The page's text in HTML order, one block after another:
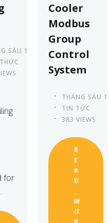
SÁU 13TH, 2023
for
Cooler
Modbus
Group
Control
System
THÁNG SÁU
TIN TỨC
383 VIEWS
R
E
A
D
M
O